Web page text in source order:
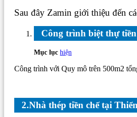
Sau đây Zamin giới thiệu đến
Công trình biệt thự
Mục lục hiện
Công trình với Quy mô trên 500m2
2.Nhà thép tiền chế tại